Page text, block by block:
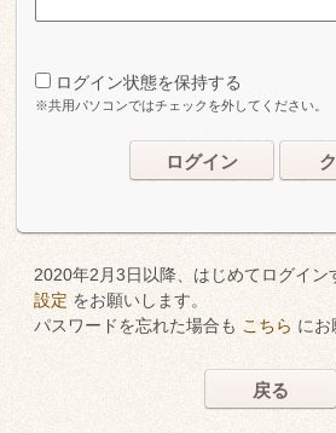
ログイン状態を保持する
※共用パソコンではチェックを外してください。
ログイン
2020年2月3日以降、はじめてログイン
設定 をお願いします。
パスワードを忘れた場合も こちら にお
戻る